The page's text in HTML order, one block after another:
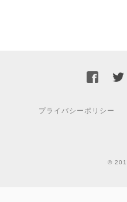
プライバシーポリシー
©